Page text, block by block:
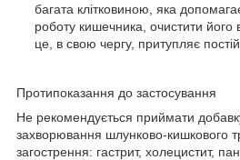
багата клітковиною, яка
роботу кишечника, очистити його
це, в свою чергу, притупляє
Протипоказання до застосування
Не рекомендується приймати
захворювання шлунково-кишкового
загострення: гастрит, холецистит,